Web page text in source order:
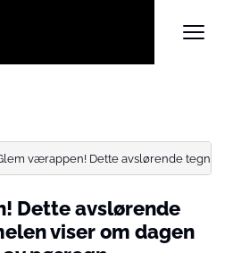
værappen! Dette avslørende tegnet
Dette avslørende
viser om dagen